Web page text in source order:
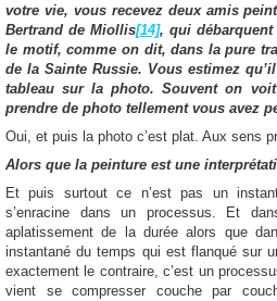
votre vie, vous recevez deux amis
Bertrand de Miollis[14], qui
le motif, comme on dit, dans la pure
de la Sainte Russie. Vous estimez
tableau sur la photo. Souvent on
prendre de photo tellement vous avez
Oui, et puis la photo c’est plat. Aux sens
Alors que la peinture est une
Et puis surtout ce n’est pas un
s’enracine dans un processus. Et
aplatissement de la durée alors que
instantané du temps qui est flanqué sur
exactement le contraire, c’est un
vient se compresser couche par